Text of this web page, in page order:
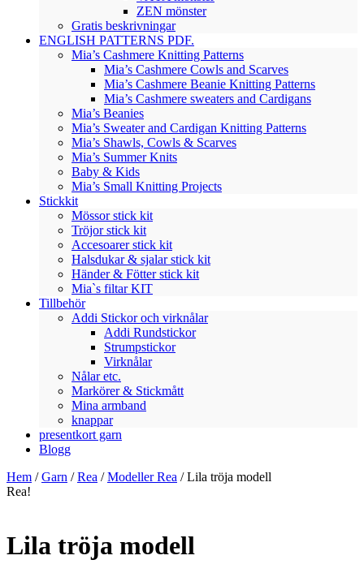
ZEN mönster
Gratis beskrivningar
ENGLISH PATTERNS PDF.
Mia’s Cashmere Knitting Patterns
Mia’s Cashmere Cowls and Scarves
Mia’s Cashmere Beanie Knitting Patterns
Mia’s Cashmere sweaters and Cardigans
Mia’s Beanies
Mia’s Sweater and Cardigan Knitting Patterns
Mia’s Shawls, Cowls & Scarves
Mia’s Summer Knits
Baby & Kids
Mia’s Small Knitting Projects
Stickkit
Mössor stick kit
Tröjor stick kit
Accesoarer stick kit
Halsdukar & sjalar stick kit
Händer & Fötter stick kit
Mia`s filtar KIT
Tillbehör
Addi Stickor och virknålar
Addi Rundstickor
Strumpstickor
Virknålar
Nålar etc.
Markörer & Stickmått
Mina armband
knappar
presentkort garn
Blogg
Hem /Garn /Rea /Modeller Rea / Lila tröja modell
Rea!
Lila tröja modell